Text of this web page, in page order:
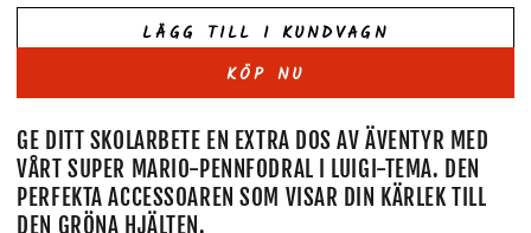
LÄGG TILL I KUNDVAGN
KÖP NU
GE DITT SKOLARBETE EN EXTRA DOS AV ÄVENTYR MED
VÅRT SUPER MARIO-PENNFODRAL I LUIGI-TEMA. DEN
PERFEKTA ACCESSOAREN SOM VISAR DIN KÄRLEK TILL
DEN GRÖNA HJÄLTEN.